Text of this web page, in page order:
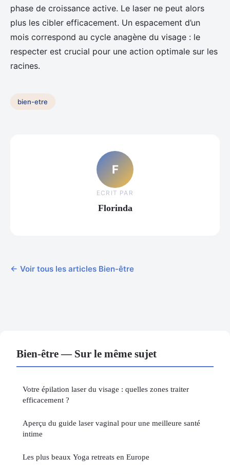
phase de croissance active. Le laser ne peut alors
plus les cibler efficacement. Un espacement d’un
mois correspond au cycle anagène du visage : le
respecter est crucial pour une action optimale sur les
racines.
bien-etre
F
ECRIT PAR
Florinda
← Voir tous les articles Bien-être
Bien-être — Sur le même sujet
Votre épilation laser du visage : quelles zones traiter
efficacement ?
Aperçu du guide laser vaginal pour une meilleure santé
intime
Les plus beaux Yoga retreats en Europe